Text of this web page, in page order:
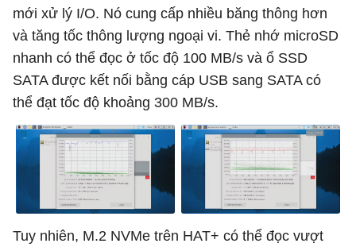
mới xử lý I/O. Nó cung cấp nhiều băng thông hơn
và tăng tốc thông lượng ngoại vi. Thẻ nhớ microSD
nhanh có thể đọc ở tốc độ 100 MB/s và ổ SSD
SATA được kết nối bằng cáp USB sang SATA có
thể đạt tốc độ khoảng 300 MB/s.
Tuy nhiên, M.2 NVMe trên HAT+ có thể đọc vượt